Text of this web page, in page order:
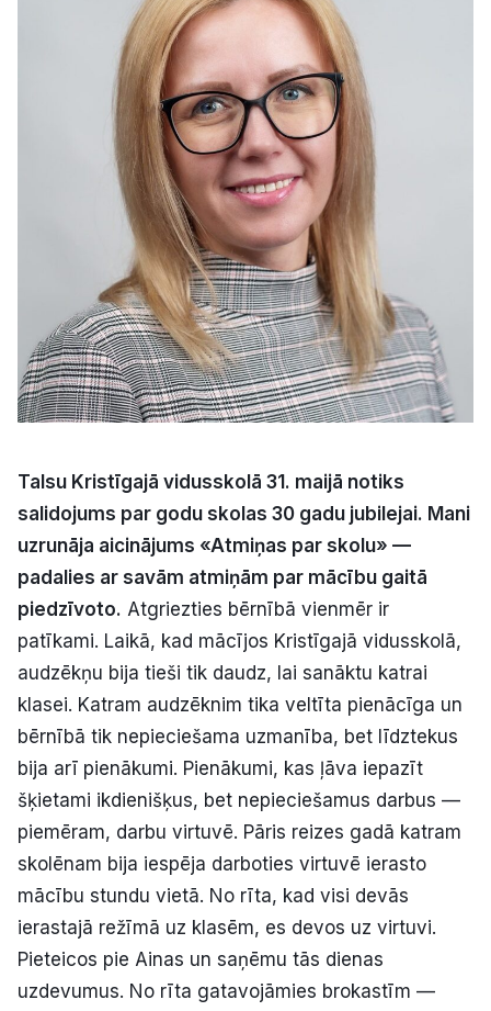
Kultūra
Bizness
Video
Vieta
Sludinājumi
Pasākumi
Politiskā reklāma
Par mums
Kontakti
Ziņo redakcijai
Facebook Instagram YouTube
E-avīze Abonē
Talsu Kristīgajā vidusskolā 31. maijā notiks
salidojums par godu skolas 30 gadu jubilejai. Mani
uzrunāja aicinājums «Atmiņas par skolu» —
padalies ar savām atmiņām par mācību gaitā
piedzīvoto. Atgriezties bērnībā vienmēr ir
patīkami. Laikā, kad mācījos Kristīgajā vidusskolā,
audzēkņu bija tieši tik daudz, lai sanāktu katrai
klasei. Katram audzēknim tika veltīta pienācīga un
bērnībā tik nepieciešama uzmanība, bet līdztekus
bija arī pienākumi. Pienākumi, kas ļāva iepazīt
šķietami ikdienišķus, bet nepieciešamus darbus —
piemēram, darbu virtuvē. Pāris reizes gadā katram
skolēnam bija iespēja darboties virtuvē ierasto
mācību stundu vietā. No rīta, kad visi devās
ierastajā režīmā uz klasēm, es devos uz virtuvi.
Pieteicos pie Ainas un saņēmu tās dienas
uzdevumus. No rīta gatavojāmies brokastīm —